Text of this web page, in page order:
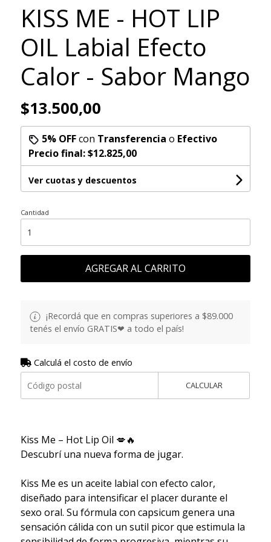
KISS ME - HOT LIP
OIL Labial Efecto
Calor - Sabor Mango
$13.500,00
5% OFFcon Transferencia o Efectivo
Precio final:$12.825,00
Ver cuotas y descuentos
Cantidad
AGREGAR AL CARRITO
¡Recordá que en compras superiores a $89.000
tenés el envío GRATIS❤ a todo el país!
Calculá el costo de envío
CALCULAR
Kiss Me – Hot Lip Oil 💋🔥
Descubrí una nueva forma de jugar.
Kiss Me es un aceite labial con efecto calor,
diseñado para intensificar el placer durante el
sexo oral. Su fórmula con capsicum genera una
sensación cálida con un sutil picor que estimula la